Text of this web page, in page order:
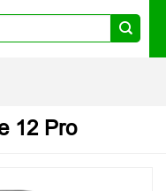
12 Pro